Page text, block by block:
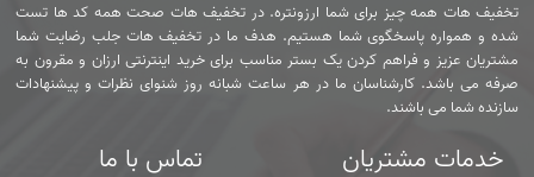
تخفیف هات همه چیز برای شما ارزونتره. در تخفیف هات صحت همه کد ها تست
شده و همواره پاسخگوی شما هستیم. هدف ما در تخفیف هات جلب رضایت شما
مشتریان عزیز و فراهم کردن یک بستر مناسب برای خرید اینترنتی ارزان و مقرون به
صرفه می باشد. کارشناسان ما در هر ساعت شبانه روز شنوای نظرات و پیشنهادات
سازنده شما می باشند.
خدمات مشتریان تماس با ما